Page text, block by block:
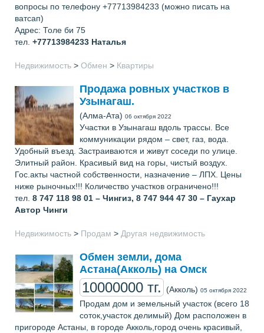
вопросы по телефону +77713984233 (можно писать на
ватсап)
Адрес: Толе би 75
тел. +77713984233 Наталья
Недвижимость > Обмен > Квартиры
Продажа ровных участков в
Узынагаш.
(Алма-Ата) 06 октября 2022
Участки в Узынагаш вдоль трассы. Все
коммуникации рядом – свет, газ, вода.
Удобный въезд. Застраиваются и живут соседи по улице.
Элитный район. Красивый вид на горы, чистый воздух.
Гос.акты частной собственности, назначение – ЛПХ. Цены
ниже рыночных!!! Количество участков ограничено!!!
тел. 8 747 118 98 01 – Чингиз, 8 747 944 47 30 – Гаухар
Автор Чинги
Недвижимость > Продам > Другая недвижимость
Обмен земли, дома
Астана(Акколь) на Омск
10000000 тг. (Акколь) 05 октября 2022
Продам дом и земельный участок (всего 18
соток,участок делимый) Дом расположен в
пригороде Астаны, в городе Акколь,город очень красивый,